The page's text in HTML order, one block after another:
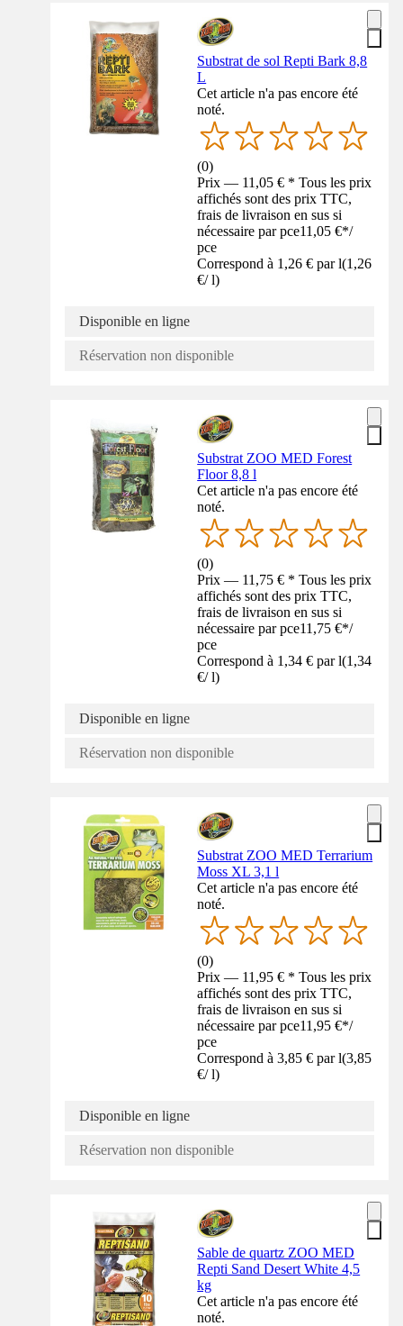
Substrat de sol Repti Bark 8,8
L
Cet article n'a pas encore été
noté.
(0)
Prix — 11,05 € * Tous les prix
affichés sont des prix TTC,
frais de livraison en sus si
nécessaire par pce11,05 €*/
pce
Correspond à 1,26 € par l(1,26
€/ l)
Disponible en ligne
Réservation non disponible
Substrat ZOO MED Forest
Floor 8,8 l
Cet article n'a pas encore été
noté.
(0)
Prix — 11,75 € * Tous les prix
affichés sont des prix TTC,
frais de livraison en sus si
nécessaire par pce11,75 €*/
pce
Correspond à 1,34 € par l(1,34
€/ l)
Disponible en ligne
Réservation non disponible
Substrat ZOO MED Terrarium
Moss XL 3,1 l
Cet article n'a pas encore été
noté.
(0)
Prix — 11,95 € * Tous les prix
affichés sont des prix TTC,
frais de livraison en sus si
nécessaire par pce11,95 €*/
pce
Correspond à 3,85 € par l(3,85
€/ l)
Disponible en ligne
Réservation non disponible
Sable de quartz ZOO MED
Repti Sand Desert White 4,5
kg
Cet article n'a pas encore été
noté.